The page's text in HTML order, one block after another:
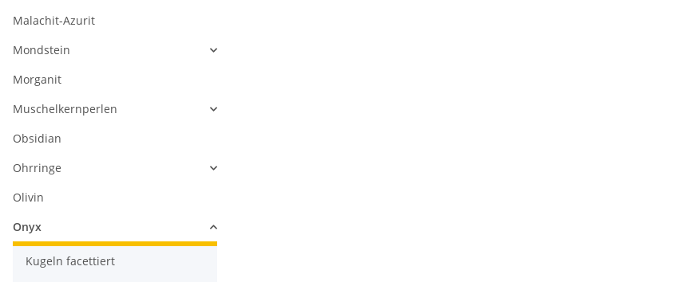
Malachit-Azurit
Mondstein
Morganit
Muschelkernperlen
Obsidian
Ohrringe
Olivin
Onyx
Kugeln facettiert